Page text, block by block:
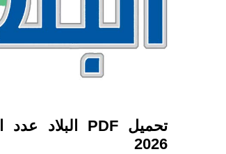
2026